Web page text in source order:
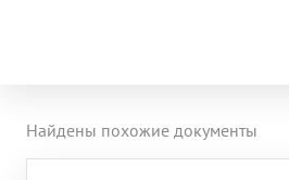
Найдены похожие документы